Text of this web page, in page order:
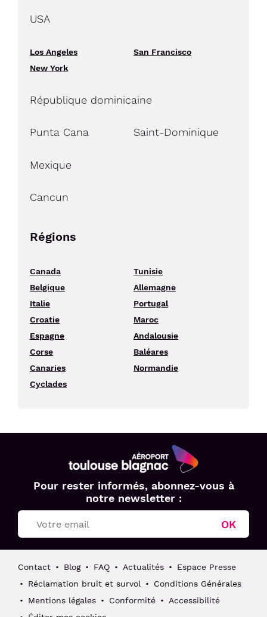
USA
Los Angeles
San Francisco
New York
République dominicaine
Punta Cana Saint-Dominique
Mexique
Cancun
Régions
Canada
Tunisie
Belgique
Allemagne
Italie
Portugal
Croatie
Maroc
Espagne
Andalousie
Corse
Baléares
Canaries
Normandie
Cyclades
Aéroport
Toulouse
Blagnac
Pour rester informés, abonnez-vous à
notre newsletter :
OK
Contact Blog FAQ Actualités
Espace Presse
Réclamation bruit et survol
Conditions Générales
Mentions légales
Conformité
Accessibilité